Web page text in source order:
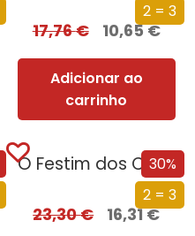
2 = 3
17,76€ 10,65€
Adicionar ao
carrinho
30%
2 = 3
O Festim dos Corvos (Edição especial limitada)
23,30€ 16,31€